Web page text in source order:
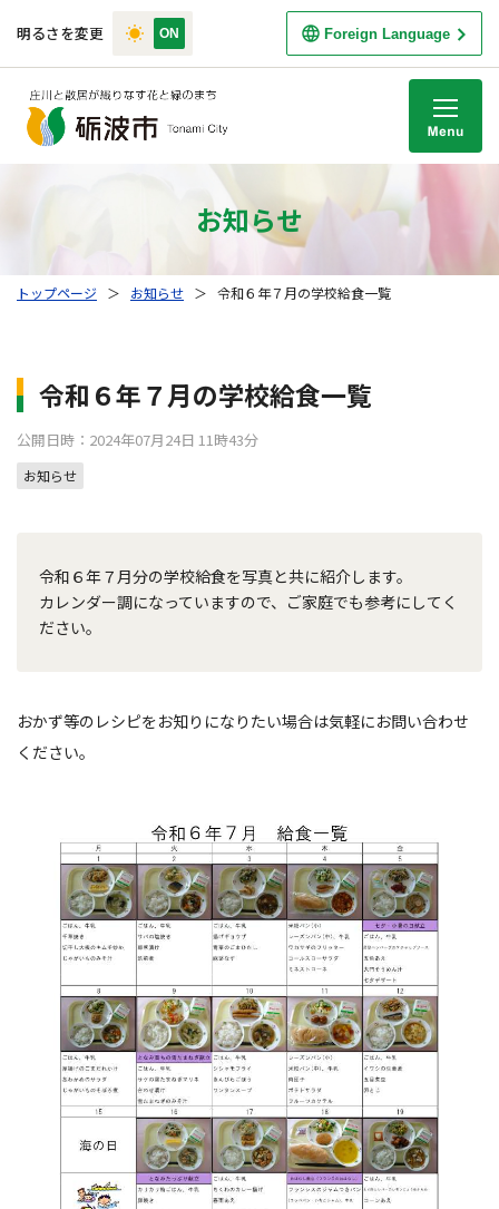
明るさを変更 Foreign Language
お知らせ
トップページ ＞ お知らせ ＞ 令和６年７月の学校給食一覧
令和６年７月の学校給食一覧
公開日時：2024年07月24日 11時43分
お知らせ
令和６年７月分の学校給食を写真と共に紹介します。
カレンダー調になっていますので、ご家庭でも参考にしてく
ださい。
おかず等のレシピをお知りになりたい場合は気軽にお問い合わせ
ください。